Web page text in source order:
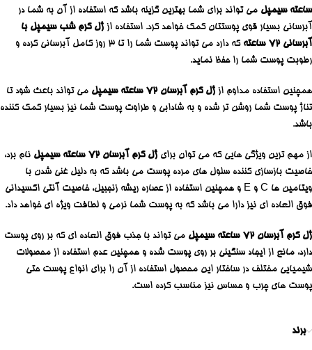
ساعته سیمپل می تواند برای شما بهترین گزینه باشد که استفاده از آن به شما در
آبرسانی بسیار قوی پوستتان کمک خواهد کرد. استفاده از ژل کرم شب سیمپل با
آبرسانی 72 ساعته
که دارد می تواند پوست شما را تا 3 روز کامل آبرسانی کرده و
رطوبت پوست شما را حفظ نماید.
همچنین استفاده مداوم از ژل کرم آبرسان 72 ساعته سیمپل
می تواند باعث شود تا
تناژ پوست شما روشن تر شده و به شادابی و طراوت پوست شما نیز بسیار کمک کننده
باشد.
از مهم ترین ویژگی هایی که می توان برای ژل کرم آبرسان 72 ساعته سیمپل
نام برد،
خاصیت بازسازی کننده سلول های مرده پوست می باشد که به دلیل غنی شدن با
ویتامین ها C و E و همچنین استفاده از عصاره ریشه زنجبیل، خاصیت آنتی اکسیدانی
فوق العاده ای نیز دارا می باشد که به پوست شما نرمی و لطافت ویژه ای خواهد داد.
ژل کرم آبرسان 72 ساعته سیمپل
می تواند با جذب فوق العاده ای که بر روی پوست
دارد، مانع از ایجاد سنگینی بر روی پوست شده و همچنین عدم استفاده از محصولات
شیمیایی مختلف در ساختار این محصول استفاده از آن را برای انواع پوست حتی
پوست های چرب و حساس نیز مناسب کرده است.
برند